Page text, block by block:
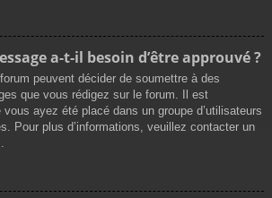
a-t-il besoin d’être approuvé ?
peuvent décider de soumettre à des
que vous rédigez sur le forum. Il est
ayez été placé dans un groupe d’utilisateurs
Pour plus d’informations, veuillez contacter un